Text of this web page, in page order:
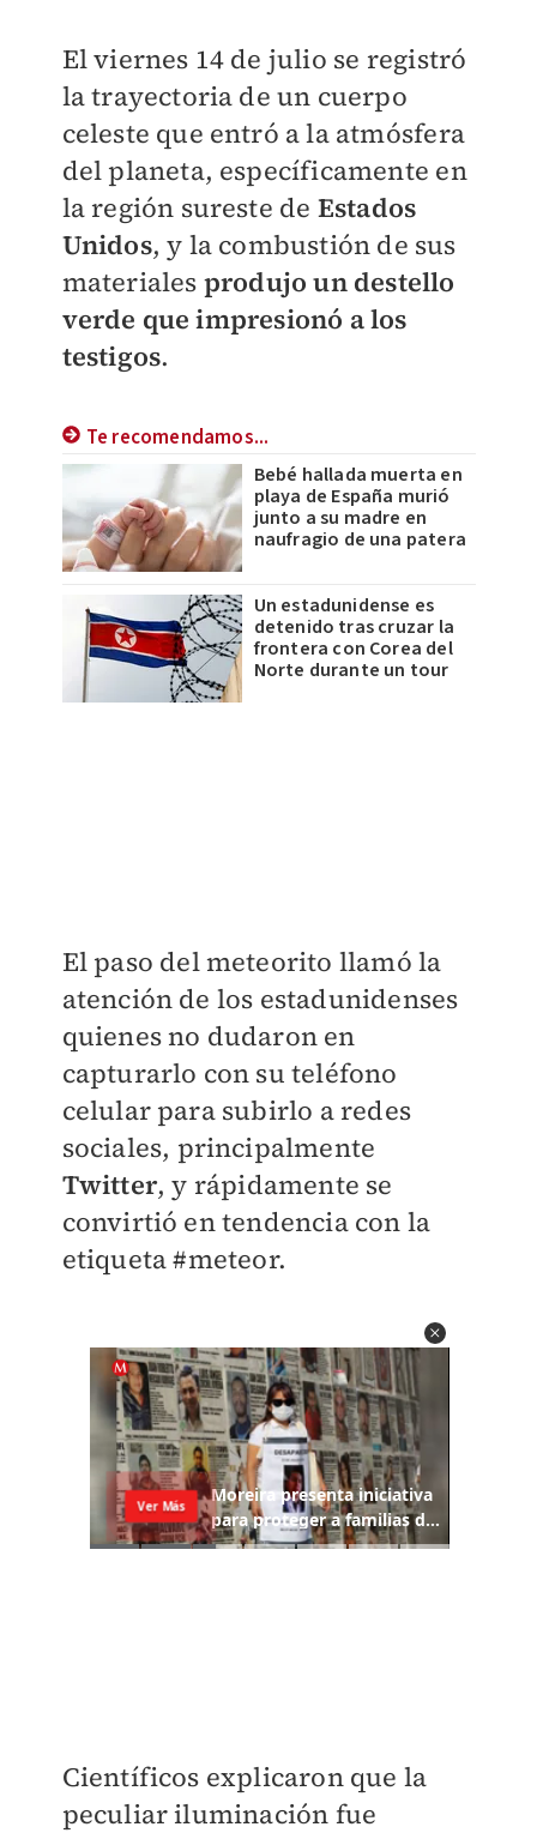
El viernes 14 de julio se registró
la trayectoria de un cuerpo
celeste que entró a la atmósfera
del planeta, específicamente en
la región sureste de Estados
Unidos, y la combustión de sus
materiales produjo un destello
verde que impresionó a los
testigos.
Te recomendamos...
Bebé hallada muerta en
playa de España murió
junto a su madre en
naufragio de una patera
Un estadunidense es
detenido tras cruzar la
frontera con Corea del
Norte durante un tour
El paso del meteorito llamó la
atención de los estadunidenses
quienes no dudaron en
capturarlo con su teléfono
celular para subirlo a redes
sociales, principalmente
Twitter, y rápidamente se
convirtió en tendencia con la
etiqueta#meteor.
Científicos explicaron que la
peculiar iluminación fue